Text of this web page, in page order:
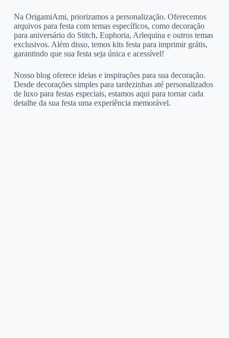
Na OrigamiAmi, priorizamos a personalização. Oferecemos
arquivos para festa com temas específicos, como decoração
para aniversário do Stitch, Euphoria, Arlequina e outros temas
exclusivos. Além disso, temos kits festa para imprimir grátis,
garantindo que sua festa seja única e acessível!
Nosso blog oferece ideias e inspirações para sua decoração.
Desde decorações simples para tardezinhas até personalizados
de luxo para festas especiais, estamos aqui para tornar cada
detalhe da sua festa uma experiência memorável.